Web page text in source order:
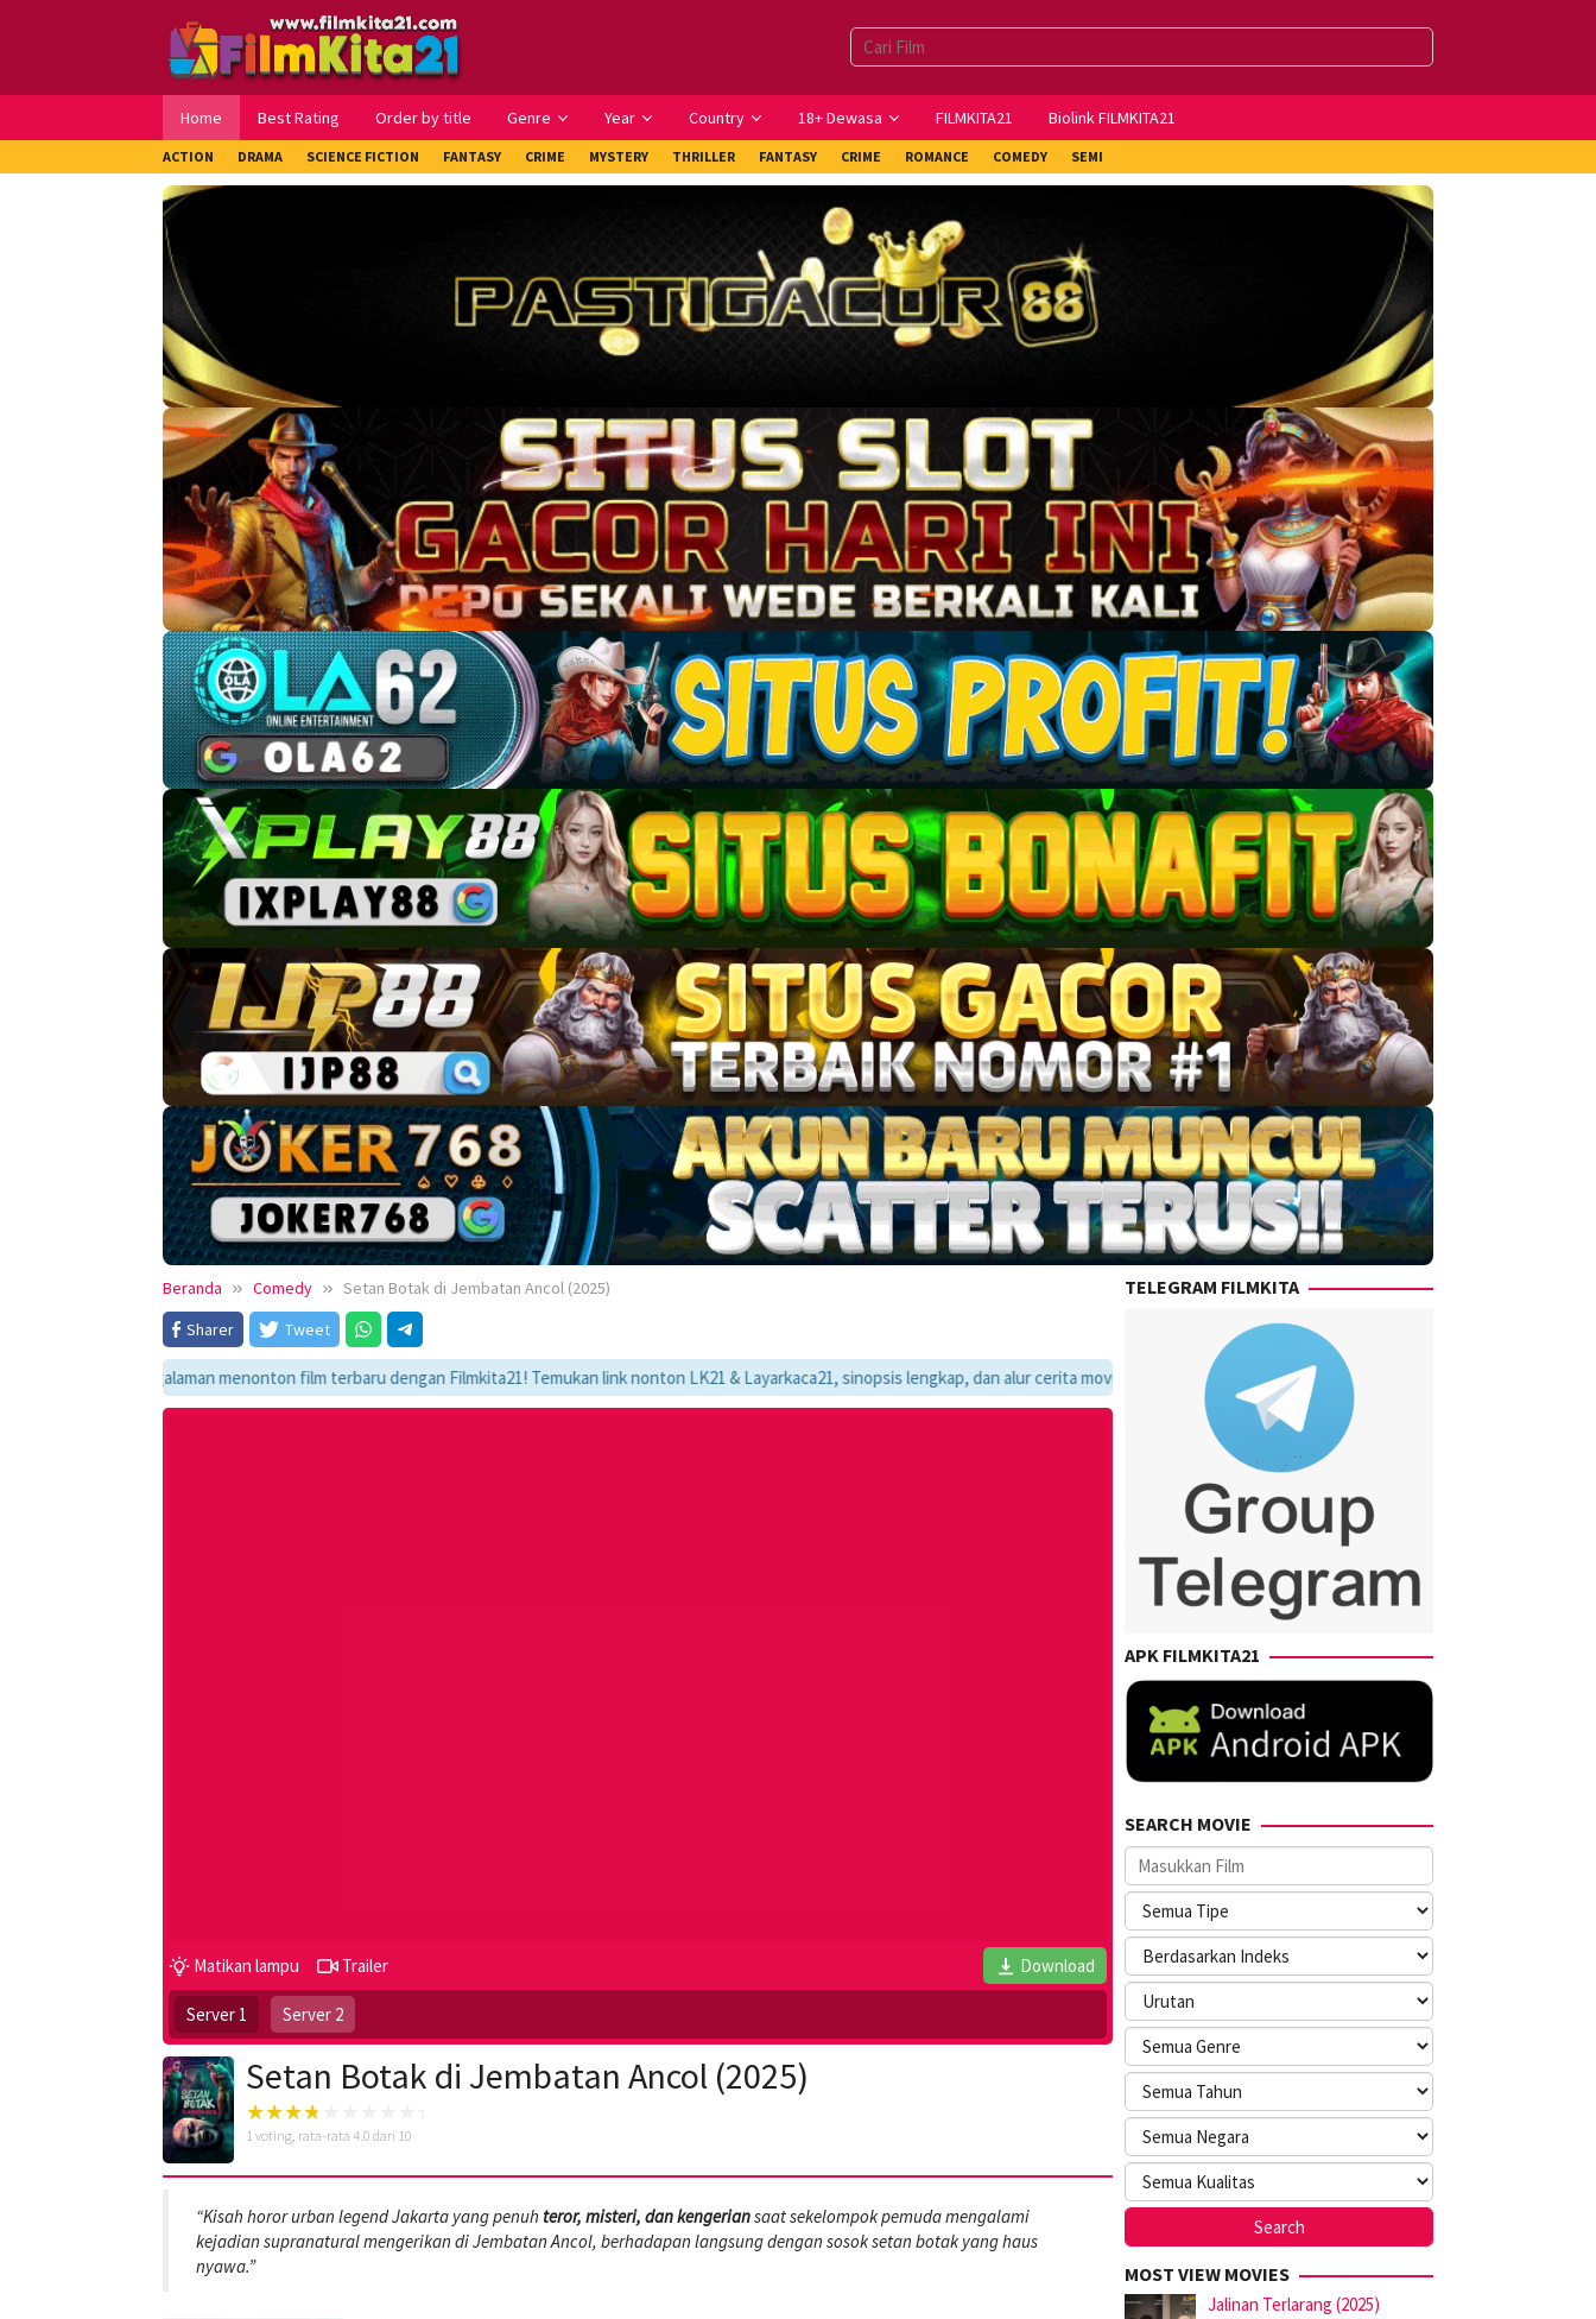
Home Best Rating Order by title Genre Year Country 18+ Dewasa FILMKITA21 Biolink FILMKITA21
ACTION DRAMA SCIENCE FICTION FANTASY CRIME MYSTERY THRILLER FANTASY CRIME ROMANCE COMEDY SEMI
Beranda Comedy
Setan Botak di Jembatan Ancol (2025)
Sharer
Tweet
pengalaman menonton film terbaru dengan Filmkita21! Temukan link nonton LK21 & Layarkaca21, sinopsis lengkap, dan alur cerita movie favoritmu dalam satu tempat yang praktis dan update setiap hari.
Matikan lampu Trailer Download
Server 1 Server 2
Setan Botak di Jembatan Ancol (2025)
1 voting, rata-rata 4.0 dari 10
“Kisah horor urban legend Jakarta yang penuh teror, misteri, dan kengeriansaat sekelompok pemuda mengalami
kejadian supranatural mengerikan di Jembatan Ancol, berhadapan langsung dengan sosok setan botak yang haus
nyawa.”
TELEGRAM FILMKITA
APK FILMKITA21
SEARCH MOVIE
MOST VIEW MOVIES
Jalinan Terlarang (2025)